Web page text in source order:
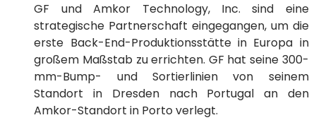
GF und Amkor Technology, Inc. sind eine
strategische Partnerschaft eingegangen, um die
erste Back-End-Produktionsstätte in Europa in
großem Maßstab zu errichten. GF hat seine 300-
mm-Bump- und Sortierlinien von seinem
Standort in Dresden nach Portugal an den
Amkor-Standort in Porto verlegt.